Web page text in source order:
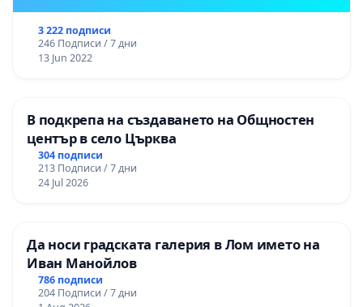
3 222 подписи
246 Подписи / 7 дни
13 Jun 2022
В подкрепа на създаването на Общностен
център в село Църква
304 подписи
213 Подписи / 7 дни
24 Jul 2026
Да носи градската галерия в Лом името на
Иван Манойлов
786 подписи
204 Подписи / 7 дни